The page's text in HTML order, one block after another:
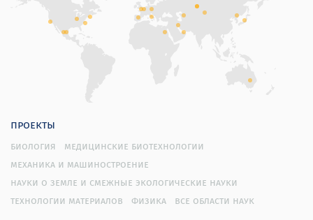
проекты
биология
медицинские биотехнологии
механика и машиностроение
науки о земле и смежные экологические науки
технологии материалов
физика все области наук